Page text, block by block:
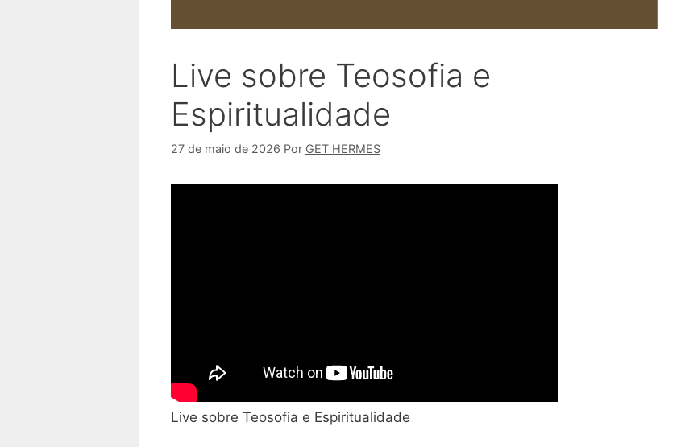
Live sobre Teosofia e
Espiritualidade
27 de maio de 2026 Por GET HERMES
Live sobre Teosofia e Espiritualidade